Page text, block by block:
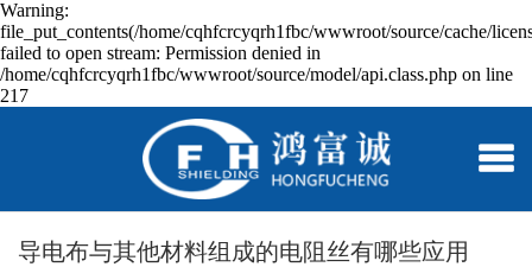
Warning:
file_put_contents(/home/cqhfcrcyqrh1fbc/wwwroot/source/cache/
failed to open stream: Permission denied in
/home/cqhfcrcyqrh1fbc/wwwroot/source/model/api.class.php on line
217
导电布与其他材料组成的电阻丝有哪些应用